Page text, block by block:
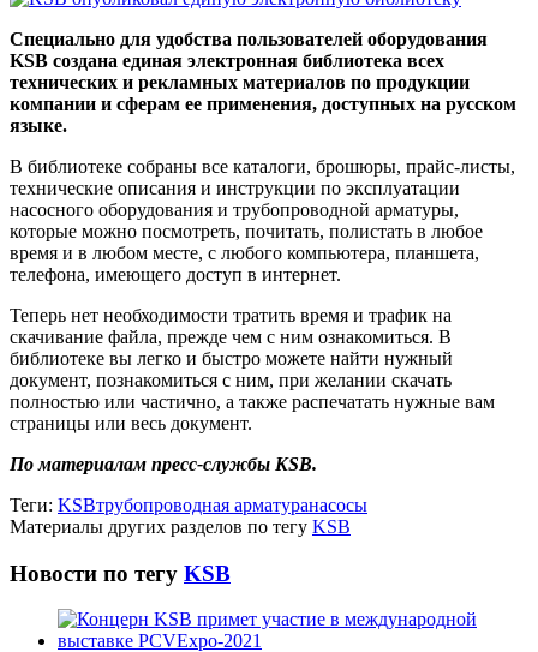
Специально для удобства пользователей оборудования
KSB создана единая электронная библиотека всех
технических и рекламных материалов по продукции
компании и сферам ее применения, доступных на русском
языке.
В библиотеке собраны все каталоги, брошюры, прайс-листы,
технические описания и инструкции по эксплуатации
насосного оборудования и трубопроводной арматуры,
которые можно посмотреть, почитать, полистать в любое
время и в любом месте, с любого компьютера, планшета,
телефона, имеющего доступ в интернет.
Теперь нет необходимости тратить время и трафик на
скачивание файла, прежде чем с ним ознакомиться. В
библиотеке вы легко и быстро можете найти нужный
документ, познакомиться с ним, при желании скачать
полностью или частично, а также распечатать нужные вам
страницы или весь документ.
По материалам пресс-службы KSB.
Теги: KSBтрубопроводная арматуранасосы
Материалы других разделов по тегу KSB
Новости по тегу KSB